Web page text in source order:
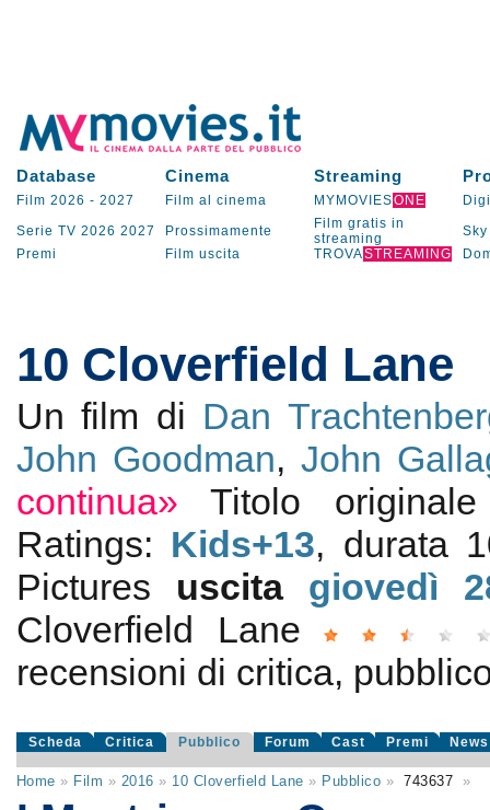
Database Cinema Streaming
Film 2026 - 2027 Film al cinema MYMOVIESONE
Serie TV 2026 2027 Prossimamente
Film gratis in
streaming
Sky
Premi
Film uscita TROVASTREAMING
10 Cloverfield Lane
Un film di Dan
John Goodman, John
continua»
Titolo
Ratings: Kids+13, durata
Pictures uscita giovedì
Cloverfield Lane
recensioni di critica,
Scheda Critica Pubblico Forum Cast Premi News
Home » Film » 2016 » 10 Cloverfield Lane » Pubblico » 743637 »